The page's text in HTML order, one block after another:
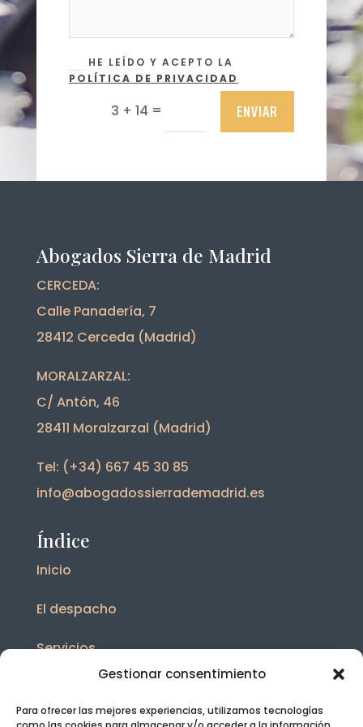
Gestionar consentimiento
Para ofrecer las mejores experiencias, utilizamos tecnologías
HE LEÍDO Y ACEPTO LA
POLÍTICA DE PRIVACIDAD
3 + 14 = ENVIAR
Abogados Sierra de Madrid
CERCEDA:
Calle Panadería, 7
28412 Cerceda (Madrid)
MORALZARZAL:
C/ Antón, 46
28411 Moralzarzal (Madrid)
Tel: (+34) 667 45 30 85
info@abogadossierrademadrid.es
Índice
Inicio
El despacho
Servicios